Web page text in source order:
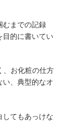
むまでの記録
目的に書いてい
、お化粧の仕方
い、典型的なオ
してもあっけな